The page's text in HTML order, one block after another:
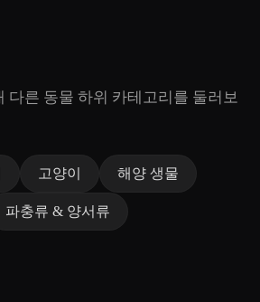
다른 동물 하위 카테고리를 둘러보
고양이 해양 생물
파충류 & 양서류